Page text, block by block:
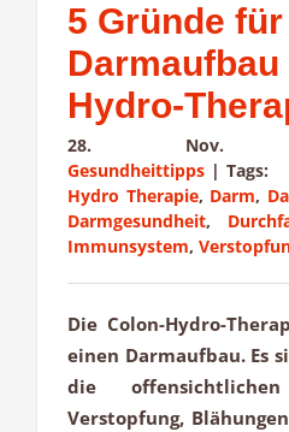
5 Gründe
Hydro-
28. Nov.
Gesundheittipps | Tags:
Hydro Therapie, Darm,
Darmgesundheit,
Immunsystem,
Die Colon-Hydro-
einen Darmaufbau. Es
die
Verstopfung,